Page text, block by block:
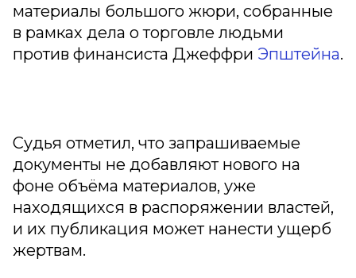
материалы большого жюри, собранные
в рамках дела о торговле людьми
против финансиста Джеффри Эпштейна.
Судья отметил, что запрашиваемые
документы не добавляют нового на
фоне объёма материалов, уже
находящихся в распоряжении властей,
и их публикация может нанести ущерб
жертвам.